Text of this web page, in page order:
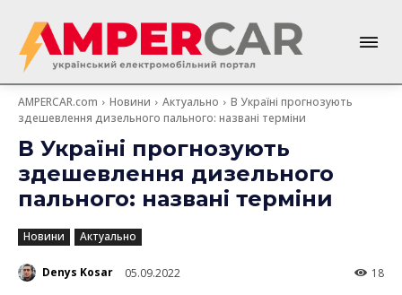
AMPERCAR.com Новини Актуально
В Україні прогнозують
здешевлення дизельного пального: названі терміни
В Україні прогнозують
здешевлення дизельного
пального: названі терміни
Новини Актуально
Denys Kosar 05.09.2022 18